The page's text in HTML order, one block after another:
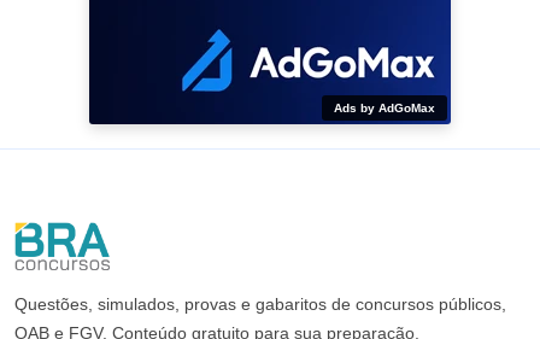
Ads by AdGoMax
Questões, simulados, provas e gabaritos de concursos públicos,
OAB e FGV. Conteúdo gratuito para sua preparação.